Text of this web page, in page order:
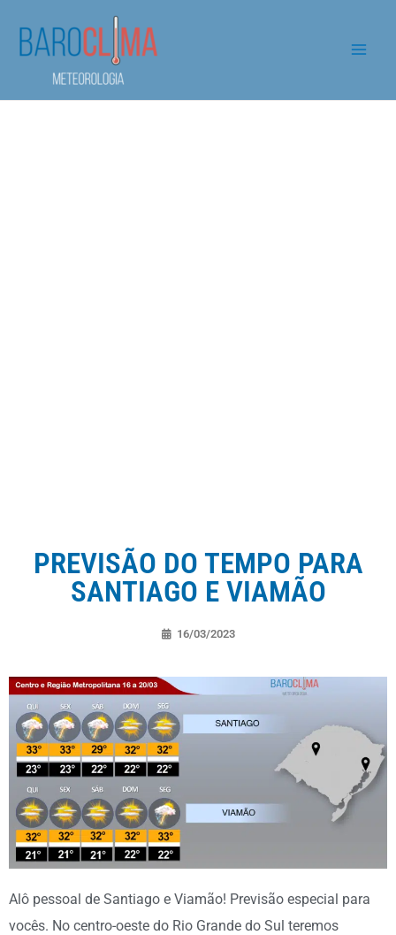
PREVISÃO DO TEMPO PARA
SANTIAGO E VIAMÃO
16/03/2023
Alô pessoal de Santiago e Viamão! Previsão especial para
vocês. No centro-oeste do Rio Grande do Sul teremos